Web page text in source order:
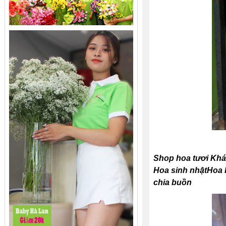
Shop hoa tươi
Hoa sinh nhậtHoa
chia buồn